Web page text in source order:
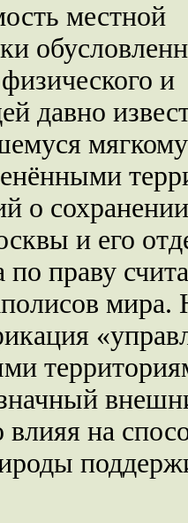
местной
и
давно
о
и его
по праву
мира.
влияя на